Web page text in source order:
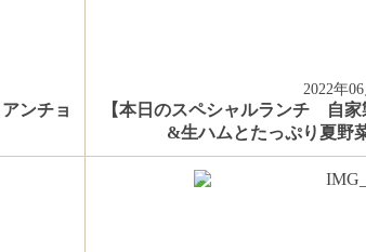
ンチョ
2022年
【本日のスペシャルランチ 自
&生ハムとたっぷり夏野